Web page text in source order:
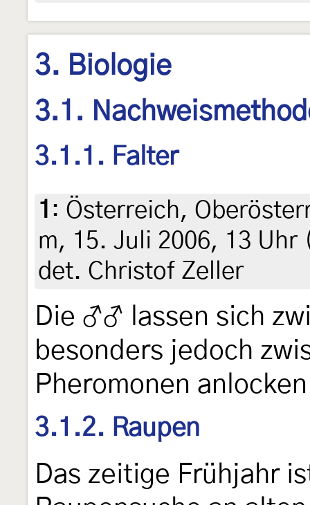
3. Biologie
3.1.
3.1.1. Falter
1 : Österreich,
m, 15. Juli 2006, 13
det. Christof Zeller
Die ♂♂ lassen sich
besonders jedoch
Pheromonen
3.1.2. Raupen
Das zeitige Frühjahr